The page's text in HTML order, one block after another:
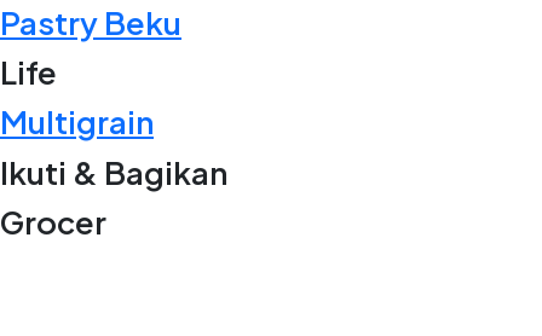
Pastry Beku
Life
Multigrain
Ikuti & Bagikan
Grocer